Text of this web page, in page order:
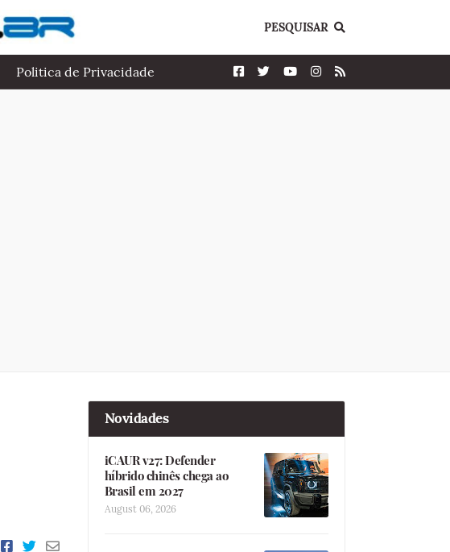
PESQUISAR
Politica de Privacidade
Novidades
iCAUR v27: Defender
híbrido chinês chega ao
Brasil em 2027
August 06, 2026